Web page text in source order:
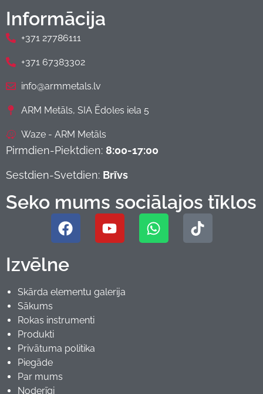
Informācija
+371 27786111
+371 67383302
info@armmetals.lv
ARM Metāls, SIA Ēdoles iela 5
Waze - ARM Metāls
Pirmdien-Piektdien: 8:00-17:00
Sestdien-Svetdien: Brīvs
Seko mums sociālajos tīklos
Izvēlne
Skārda elementu galerija
Sākums
Rokas instrumenti
Produkti
Privātuma politika
Piegāde
Par mums
Noderīgi